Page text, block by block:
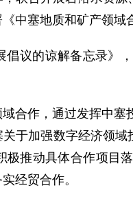
中塞地质和矿产领域
议的谅解备忘录》
合作，通过发挥中
于加强数字经济领
极推动具体合作项
经贸合作。